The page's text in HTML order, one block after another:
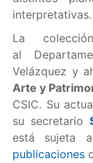
interpretativas.
La
al
Velázquez y
Arte y
CSIC. Su
su secretario
está sujeta
publicaciones